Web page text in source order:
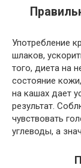
Употребление
шлаков,
того, диета на
состояние
на кашах дает
результат.
чувствовать
углеводы, а